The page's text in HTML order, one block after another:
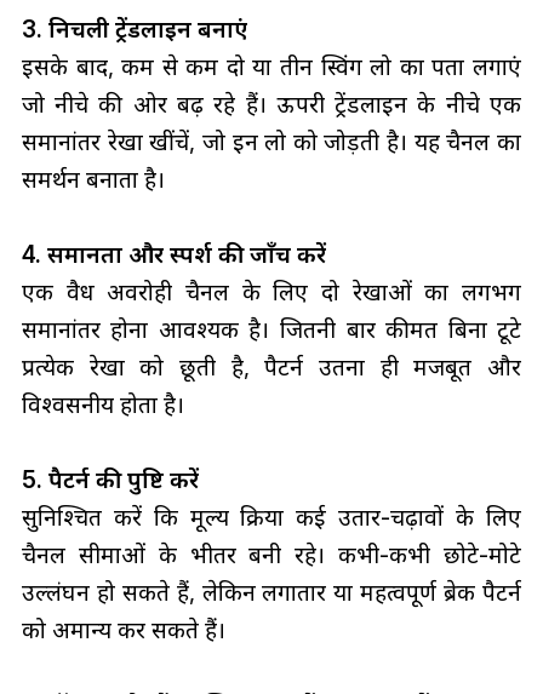
3. निचली ट्रेंडलाइन बनाएं
इसके बाद, कम से कम दो या तीन स्विंग लो का पता लगाएं
जो नीचे की ओर बढ़ रहे हैं। ऊपरी ट्रेंडलाइन के नीचे एक
समानांतर रेखा खींचें, जो इन लो को जोड़ती है। यह चैनल का
समर्थन बनाता है।
4. समानता और स्पर्श की जाँच करें
एक वैध अवरोही चैनल के लिए दो रेखाओं का लगभग
समानांतर होना आवश्यक है। जितनी बार कीमत बिना टूटे
प्रत्येक रेखा को छूती है, पैटर्न उतना ही मजबूत और
विश्वसनीय होता है।
5. पैटर्न की पुष्टि करें
सुनिश्चित करें कि मूल्य क्रिया कई उतार-चढ़ावों के लिए
चैनल सीमाओं के भीतर बनी रहे। कभी-कभी छोटे-मोटे
उल्लंघन हो सकते हैं, लेकिन लगातार या महत्वपूर्ण ब्रेक पैटर्न
को अमान्य कर सकते हैं।